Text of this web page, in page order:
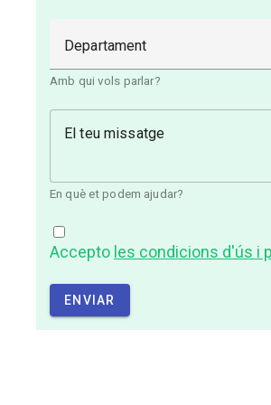
Departament
Amb qui vols parlar?
El teu missatge
En què et podem ajudar?
Accepto les condicions d'ús i
ENVIAR